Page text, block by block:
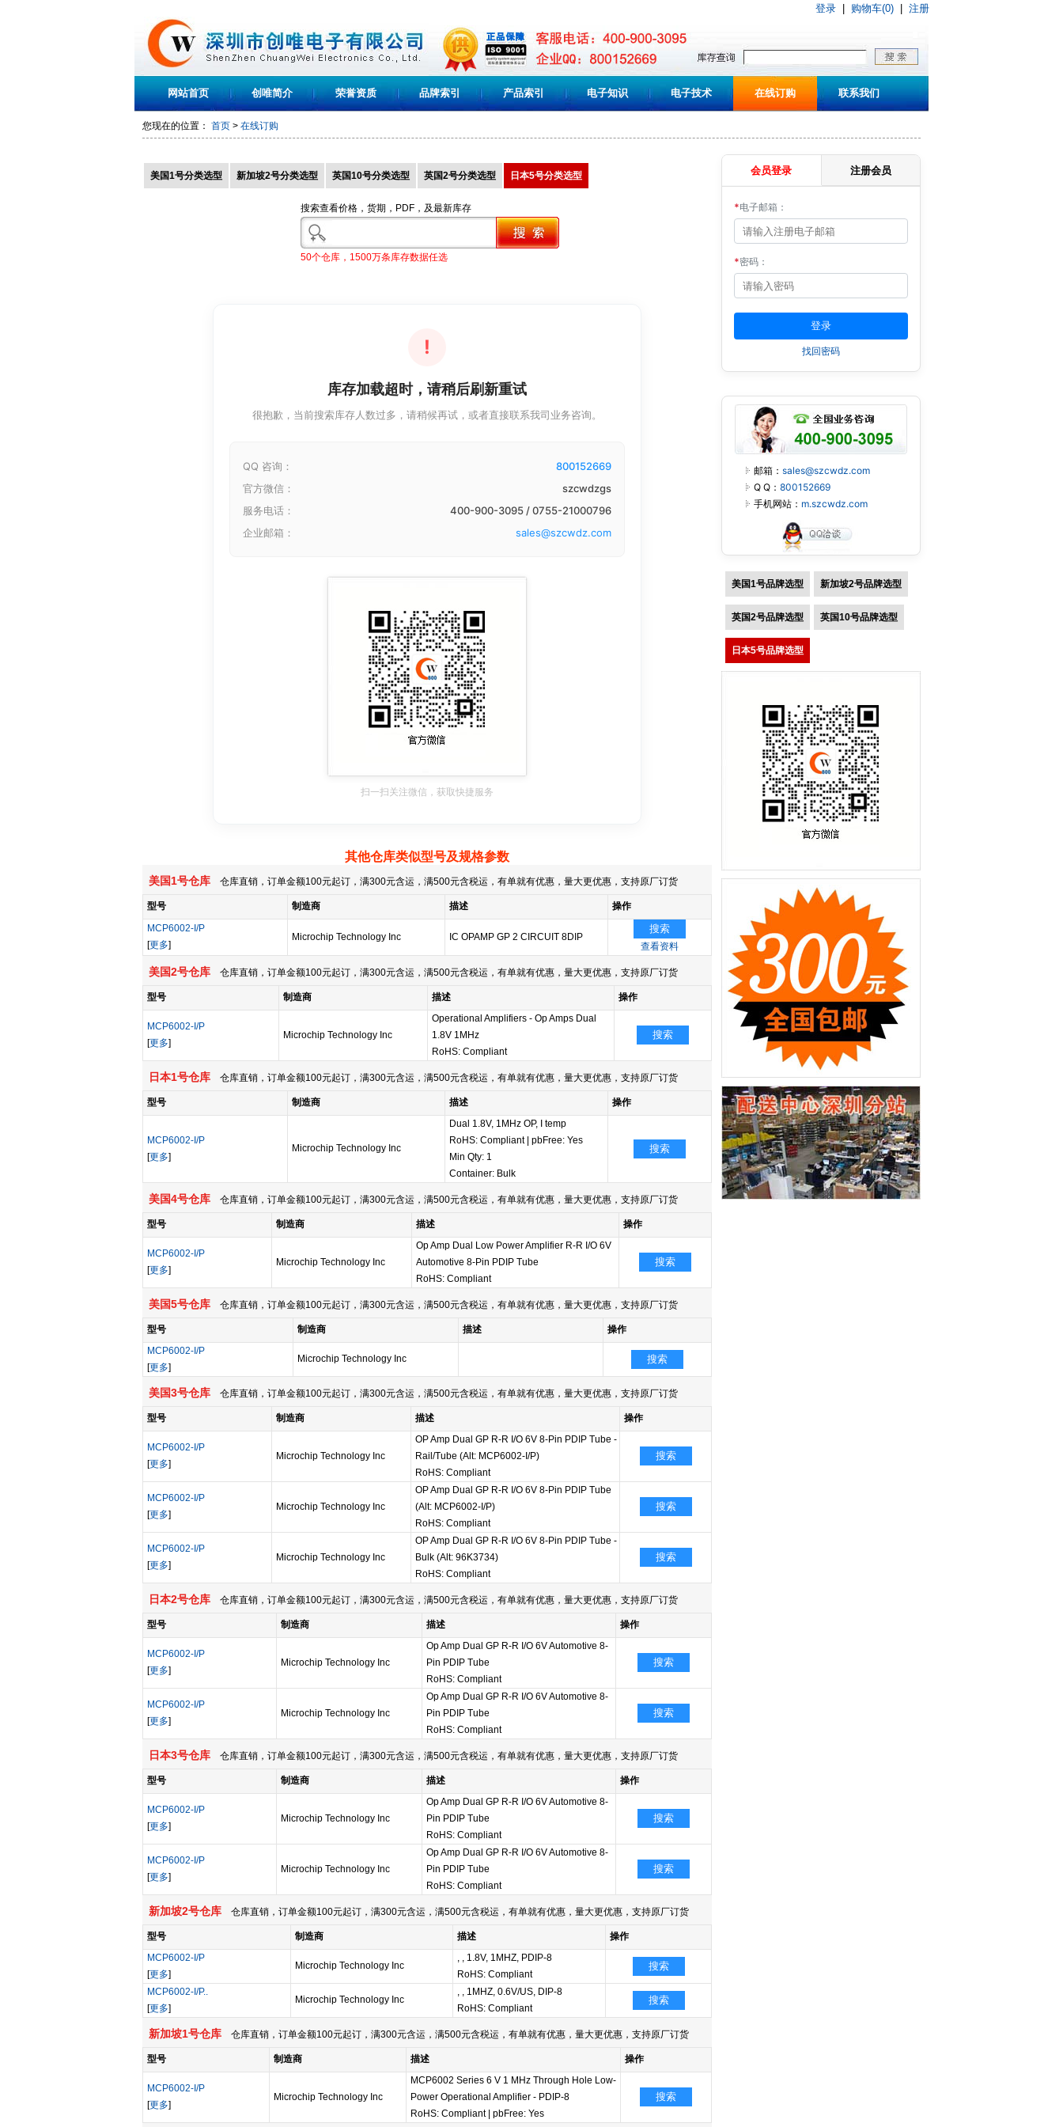
登录 购物车(0) 注册
网站首页 创唯简介 荣誉资质 品牌索引 产品索引 电子知识 电子技术 在线订购 联系我们
您现在的位置： 首页 > 在线订购
美国1号分类选型 新加坡2号分类选型 英国10号分类选型 英国2号分类选型 日本5号分类选型
搜索查看价格，货期，PDF，及最新库存
50个仓库，1500万条库存数据任选
!
库存加载超时，请稍后刷新重试
很抱歉，当前搜索库存人数过多，请稍候再试，或者直接联系我司业务咨询。
QQ 咨询：
800152669
官方微信：
szcwdzgs
服务电话：
400-900-3095 / 0755-21000796
企业邮箱：
sales@szcwdz.com
扫一扫关注微信，获取快捷服务
其他仓库类似型号及规格参数
美国1号仓库 仓库直销，订单金额100元起订，满300元含运，满500元含税运，有单就有优惠，量大更优惠，支持原厂订货
型号 制造商 描述
操作
MCP6002-I/P
[更多]
Microchip Technology Inc IC OPAMP GP 2 CIRCUIT 8DIP
搜索
查看资料
美国2号仓库 仓库直销，订单金额100元起订，满300元含运，满500元含税运，有单就有优惠，量大更优惠，支持原厂订货
型号 制造商 描述 操作
MCP6002-I/P
[更多]
Microchip Technology Inc
Operational Amplifiers - Op Amps Dual
1.8V 1MHz
RoHS: Compliant
搜索
日本1号仓库 仓库直销，订单金额100元起订，满300元含运，满500元含税运，有单就有优惠，量大更优惠，支持原厂订货
型号 制造商 描述 操作
MCP6002-I/P
[更多]
Microchip Technology Inc
Dual 1.8V, 1MHz OP, I temp
RoHS: Compliant pbFree: Yes
Min Qty: 1
Container: Bulk
搜索
美国4号仓库 仓库直销，订单金额100元起订，满300元含运，满500元含税运，有单就有优惠，量大更优惠，支持原厂订货
型号 制造商 描述 操作
MCP6002-I/P
[更多]
Microchip Technology Inc
Op Amp Dual Low Power Amplifier R-R I/O 6V
Automotive 8-Pin PDIP Tube
RoHS: Compliant
搜索
美国5号仓库 仓库直销，订单金额100元起订，满300元含运，满500元含税运，有单就有优惠，量大更优惠，支持原厂订货
型号 制造商 描述
操作
MCP6002-I/P
[更多]
Microchip Technology Inc 搜索
美国3号仓库 仓库直销，订单金额100元起订，满300元含运，满500元含税运，有单就有优惠，量大更优惠，支持原厂订货
型号 制造商 描述 操作
MCP6002-I/P
[更多]
Microchip Technology Inc
OP Amp Dual GP R-R I/O 6V 8-Pin PDIP Tube -
Rail/Tube (Alt: MCP6002-I/P)
RoHS: Compliant
搜索
MCP6002-I/P
[更多]
Microchip Technology Inc
OP Amp Dual GP R-R I/O 6V 8-Pin PDIP Tube
(Alt: MCP6002-I/P)
RoHS: Compliant
搜索
MCP6002-I/P
[更多]
Microchip Technology Inc
OP Amp Dual GP R-R I/O 6V 8-Pin PDIP Tube -
Bulk (Alt: 96K3734)
RoHS: Compliant
搜索
日本2号仓库 仓库直销，订单金额100元起订，满300元含运，满500元含税运，有单就有优惠，量大更优惠，支持原厂订货
型号 制造商 描述 操作
MCP6002-I/P
[更多]
Microchip Technology Inc
Op Amp Dual GP R-R I/O 6V Automotive 8-
Pin PDIP Tube
RoHS: Compliant
搜索
MCP6002-I/P
[更多]
Microchip Technology Inc
Op Amp Dual GP R-R I/O 6V Automotive 8-
Pin PDIP Tube
RoHS: Compliant
搜索
日本3号仓库 仓库直销，订单金额100元起订，满300元含运，满500元含税运，有单就有优惠，量大更优惠，支持原厂订货
型号 制造商 描述 操作
MCP6002-I/P
[更多]
Microchip Technology Inc
Op Amp Dual GP R-R I/O 6V Automotive 8-
Pin PDIP Tube
RoHS: Compliant
搜索
MCP6002-I/P
[更多]
Microchip Technology Inc
Op Amp Dual GP R-R I/O 6V Automotive 8-
Pin PDIP Tube
RoHS: Compliant
搜索
新加坡2号仓库 仓库直销，订单金额100元起订，满300元含运，满500元含税运，有单就有优惠，量大更优惠，支持原厂订货
型号 制造商 描述
操作
MCP6002-I/P
[更多]
Microchip Technology Inc
, , 1.8V, 1MHZ, PDIP-8
RoHS: Compliant
搜索
MCP6002-I/P..
[更多]
Microchip Technology Inc
, , 1MHZ, 0.6V/US, DIP-8
RoHS: Compliant
搜索
新加坡1号仓库 仓库直销，订单金额100元起订，满300元含运，满500元含税运，有单就有优惠，量大更优惠，支持原厂订货
型号 制造商 描述 操作
MCP6002-I/P
[更多]
Microchip Technology Inc
MCP6002 Series 6 V 1 MHz Through Hole Low-
Power Operational Amplifier - PDIP-8
RoHS: Compliant pbFree: Yes
搜索
会员登录 注册会员
*电子邮箱：
*密码：
找回密码
邮箱： sales@szcwdz.com
Q Q： 800152669
手机网站： m.szcwdz.com
美国1号品牌选型 新加坡2号品牌选型
英国2号品牌选型 英国10号品牌选型
日本5号品牌选型